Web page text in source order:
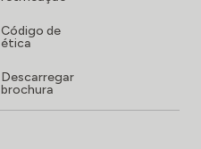
Código de
ética
Descarregar
brochura